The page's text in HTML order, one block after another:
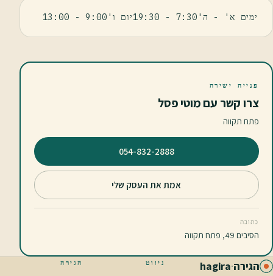
ימים א' - ה'7:30 - 19:30יום ו'9:00 - 13:00
פנייה ישירה
צרו קשר עם מוטי פסל
פתח תקווה
⁦054-832-2888⁩
אמת את העסק שלי
כתובת
הסיבים 49, פתח תקווה
הגירה·
hagira ניווט הגירה